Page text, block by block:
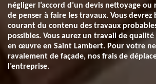
négliger l’accord d’un devis nettoyage
de penser à faire les travaux. Vous devrez
courant du contenu des travaux
possibles. Vous aurez un travail de
en œuvre en Saint Lambert. Pour votre
ravalement de façade, nos frais de
l’entreprise.